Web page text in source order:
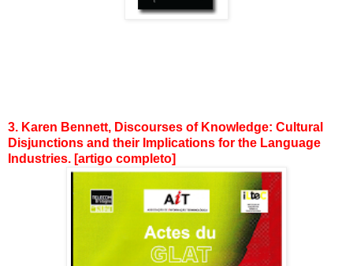
3. Karen Bennett, Discourses of Knowledge: Cultural
Disjunctions and their Implications for the Language
Industries. [artigo completo]